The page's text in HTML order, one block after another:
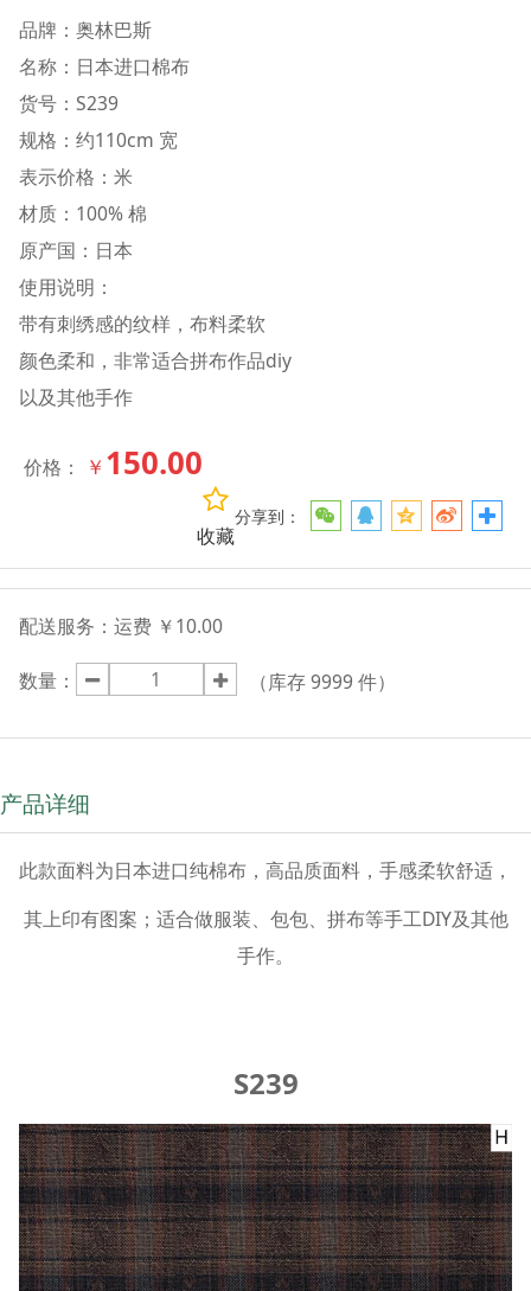
品牌：奥林巴斯
名称：日本进口棉布
货号：S239
规格：约110cm 宽
表示价格：米
材质：100% 棉
原产国：日本
使用说明：
带有刺绣感的纹样，布料柔软
颜色柔和，非常适合拼布作品diy
以及其他手作
价格： ￥ 150.00
分享到：
收藏
配送服务： 运费 ￥10.00
数量： （库存9999 件）
产品详细
此款面料为日本进口纯棉布，高品质面料，手感柔软舒适，
其上印有图案；适合做服装、包包、拼布等手工DIY及其他
手作。
S239